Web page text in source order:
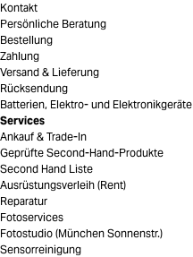
Kontakt
Persönliche Beratung
Bestellung
Zahlung
Versand & Lieferung
Rücksendung
Batterien, Elektro- und Elektronikgeräte
Services
Ankauf & Trade-In
Geprüfte Second-Hand-Produkte
Second Hand Liste
Ausrüstungsverleih (Rent)
Reparatur
Fotoservices
Fotostudio (München Sonnenstr.)
Sensorreinigung